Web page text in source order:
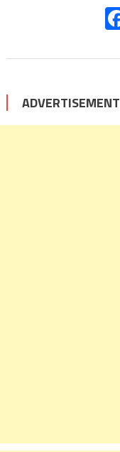
ADVERTISEMENT